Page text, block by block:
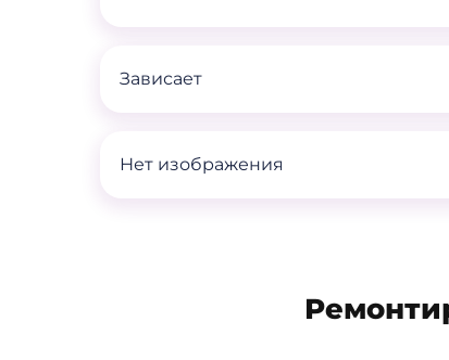
Зависает
Нет изображения